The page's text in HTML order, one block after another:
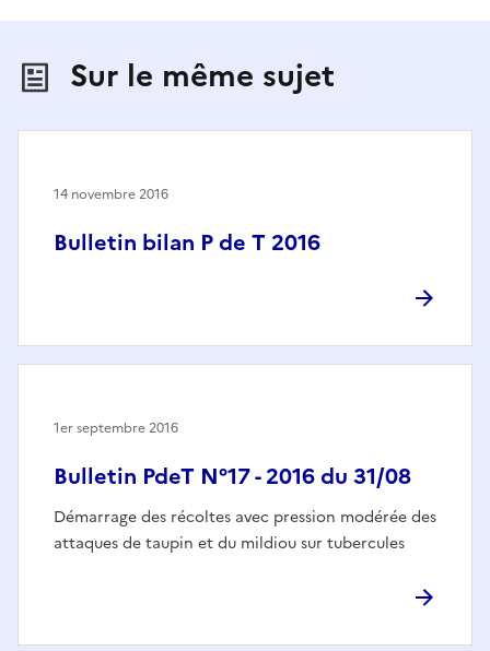
Sur le même sujet
Bulletin bilan P de T 2016
14 novembre 2016
Bulletin PdeT N°17 - 2016 du 31/08
Démarrage des récoltes avec pression modérée des
attaques de taupin et du mildiou sur tubercules
1er septembre 2016